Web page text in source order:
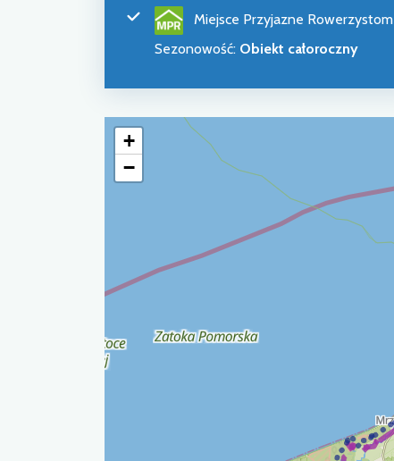
Miejsce Przyjazne Rowerzystom
Sezonowość: Obiekt całoroczny
+
−